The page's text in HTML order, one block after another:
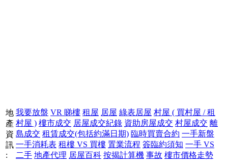
刪
除
樓
盤
地
產
資
訊
:
我要放盤 VR 睇樓 租屋 居屋 綠表居屋 村屋 ( 買村屋 / 租
村屋 ) 樓市成交 居屋成交紀錄 資助房屋成交 村屋成交 離
島成交 租賃成交(包括約滿日期) 臨時買賣合約 一手新盤
一手消耗表 租樓 VS 買樓 置業流程 簽臨約須知 一手 VS
二手 地產代理 居屋百科 按揭計算機 事故 樓市價格走勢